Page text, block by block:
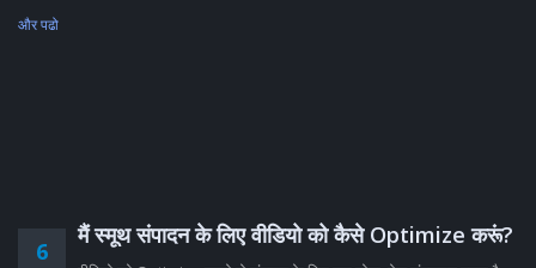
और पढो
6
मैं स्मूथ संपादन के लिए वीडियो को कैसे Optimize करूं?